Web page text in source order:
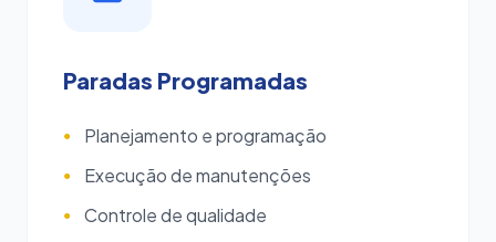
Paradas Programadas
● Planejamento e programação
● Execução de manutenções
● Controle de qualidade